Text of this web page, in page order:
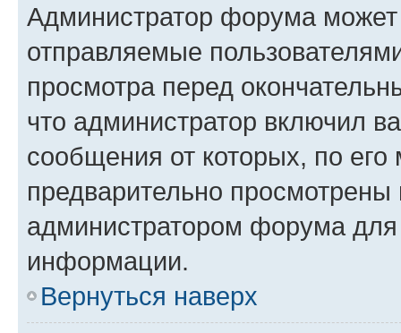
Администратор форума
отправляемые
просмотра перед
что администратор включил
сообщения от которых, по
предварительно
администратором форума
информации.
Вернуться наверх